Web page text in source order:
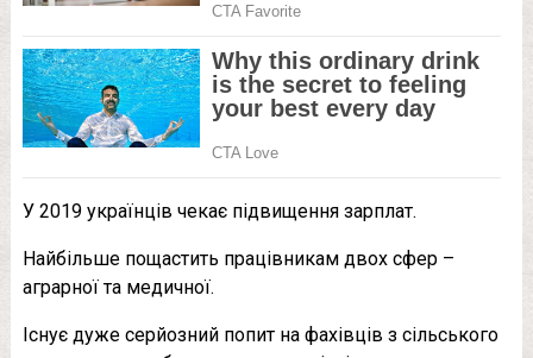
У 2019 українців чекає підвищення зарплат.
Найбільше пощастить працівникам двох сфер –
аграрної та медичної.
Існує дуже серйозний попит на фахівців з сільського